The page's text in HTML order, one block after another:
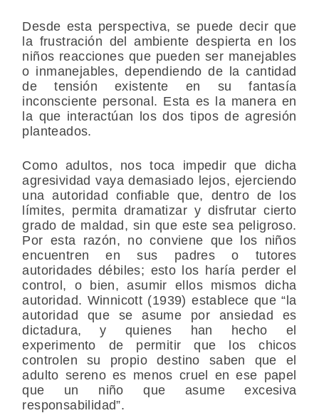
Desde esta perspectiva, se puede decir que
la frustración del ambiente despierta en los
niños reacciones que pueden ser manejables
o inmanejables, dependiendo de la cantidad
de tensión existente en su fantasía
inconsciente personal. Esta es la manera en
la que interactúan los dos tipos de agresión
planteados.
Como adultos, nos toca impedir que dicha
agresividad vaya demasiado lejos, ejerciendo
una autoridad confiable que, dentro de los
límites, permita dramatizar y disfrutar cierto
grado de maldad, sin que este sea peligroso.
Por esta razón, no conviene que los niños
encuentren en sus padres o tutores
autoridades débiles; esto los haría perder el
control, o bien, asumir ellos mismos dicha
autoridad. Winnicott (1939) establece que “la
autoridad que se asume por ansiedad es
dictadura, y quienes han hecho el
experimento de permitir que los chicos
controlen su propio destino saben que el
adulto sereno es menos cruel en ese papel
que un niño que asume excesiva
responsabilidad”.